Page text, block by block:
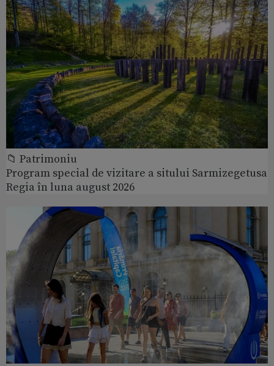
📁 Patrimoniu
Program special de vizitare a sitului Sarmizegetusa
Regia în luna august 2026